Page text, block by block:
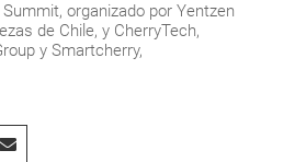
organizado por Yentzen
de Chile, y CherryTech,
y Smartcherry,